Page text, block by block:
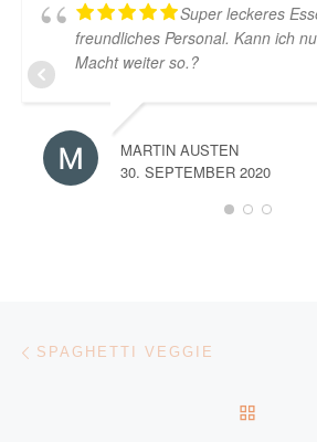
Super leckeres
freundliches Personal. Kann ich
Macht weiter so.?
MARTIN AUSTEN
30. SEPTEMBER 2020
Beitragsnavigation
SPAGHETTI VEGGIE